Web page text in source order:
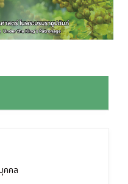
คคล